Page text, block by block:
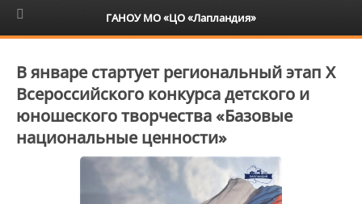
6+
В январе стартует региональный этап X
Всероссийского конкурса детского и
юношеского творчества «Базовые
национальные ценности»
ГАНОУ МО «ЦО «Лапландия»